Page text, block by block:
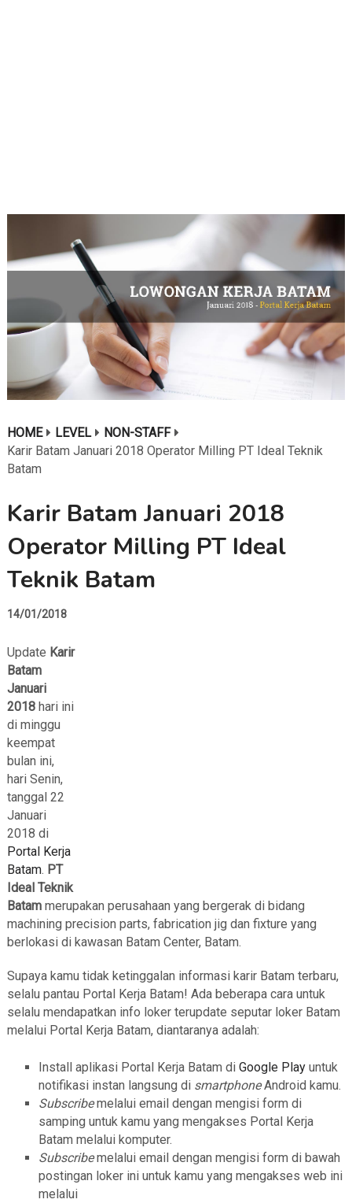
HOME LEVEL
NON-STAFF
Karir Batam Januari 2018 Operator Milling PT Ideal Teknik
Batam
Karir Batam Januari 2018
Operator Milling PT Ideal
Teknik Batam
14/01/2018
Update Karir
Batam
Januari
2018hari ini
di minggu
keempat
bulan ini,
hari Senin,
tanggal 22
Januari
2018 di
Portal Kerja
Batam. PT
Ideal Teknik
Batam merupakan perusahaan yang bergerak di bidang
machining precision parts, fabrication jig dan fixture yang
berlokasi di kawasan Batam Center, Batam.
Supaya kamu tidak ketinggalan informasi karir Batam terbaru,
selalu pantau Portal Kerja Batam! Ada beberapa cara untuk
selalu mendapatkan info loker terupdate seputar loker Batam
melalui Portal Kerja Batam, diantaranya adalah:
Install aplikasi Portal Kerja Batam di Google Playuntuk
notifikasi instan langsung di smartphoneAndroid kamu.
Subscribemelalui email dengan mengisi form di
samping untuk kamu yang mengakses Portal Kerja
Batam melalui komputer.
Subscribemelalui email dengan mengisi form di bawah
postingan loker ini untuk kamu yang mengakses web ini
melalui